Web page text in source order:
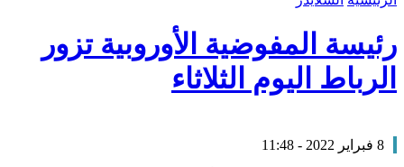
رئيسة المفوضية الأوروبية تزور
الرباط اليوم الثلاثاء
8 فبراير 2022 - 11:48